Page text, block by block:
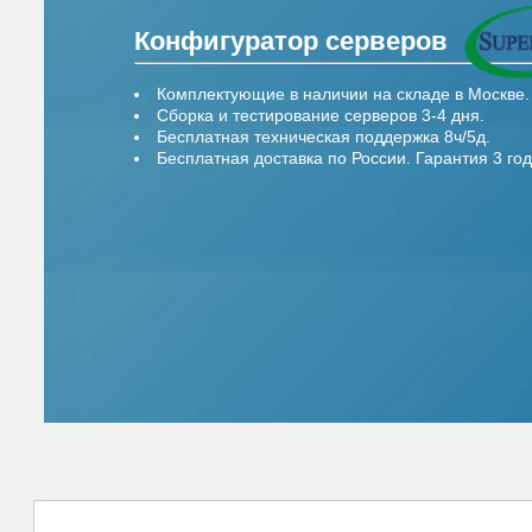
Конфигуратор серверов
Комплектующие в наличии на складе в Москве.
Сборка и тестирование серверов 3-4 дня.
Бесплатная техническая поддержка 8ч/5д.
Бесплатная доставка по России. Гарантия 3